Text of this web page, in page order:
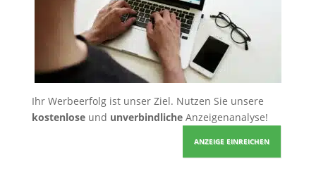
Ihr Werbeerfolg ist unser Ziel. Nutzen Sie unsere
kostenloseund unverbindlicheAnzeigenanalyse!
ANZEIGE EINREICHEN